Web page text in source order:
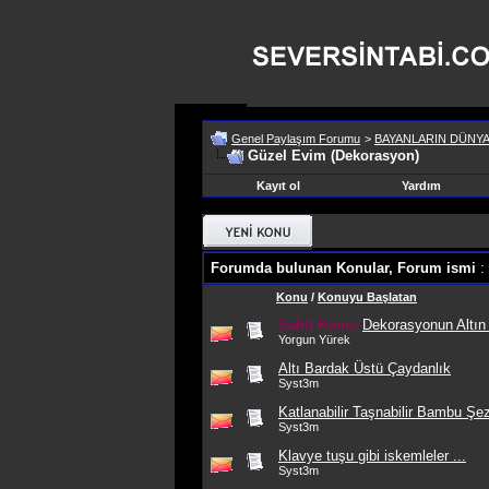
Genel Paylaşım Forumu > BAYANLARIN
Güzel Evim (Dekorasyon)
Kayıt ol Yardım
Forumda bulunan Konular, Forum ismi :
Konu / Konuyu Başlatan
Sabit Konu: Dekorasyonun Altın
Yorgun Yürek
Altı Bardak Üstü Çaydanlık
Syst3m
Katlanabilir Taşnabilir Bambu
Syst3m
Klavye tuşu gibi iskemleler ...
Syst3m